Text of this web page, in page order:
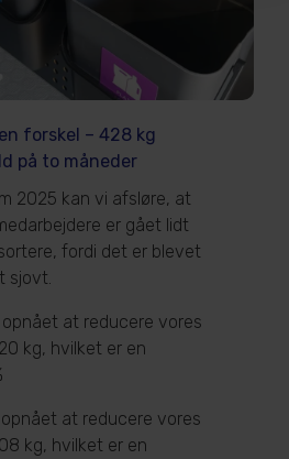
forskel – 428 kg
på to måneder
2025 kan vi afsløre, at
er gået lidt
fordi det er blevet
sjovt.
at reducere vores
kg, hvilket er en
at reducere vores
kg, hvilket er en